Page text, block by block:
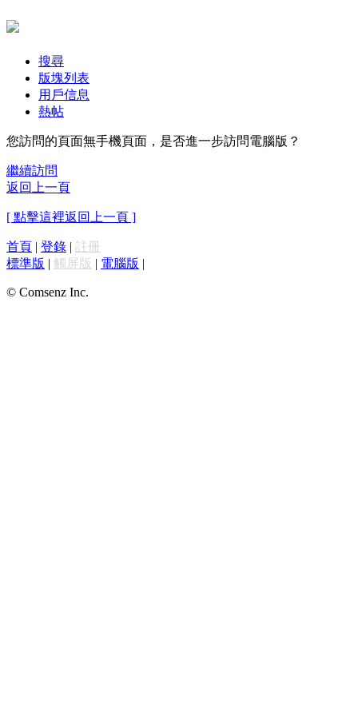
搜尋
版塊列表
用戶信息
熱帖
您訪問的頁面無手機頁面，是否進一步訪問電腦版？
繼續訪問
返回上一頁
[ 點擊這裡返回上一頁 ]
首頁 | 登錄 | 註冊
標準版 | 觸屏版 | 電腦版 |
© Comsenz Inc.